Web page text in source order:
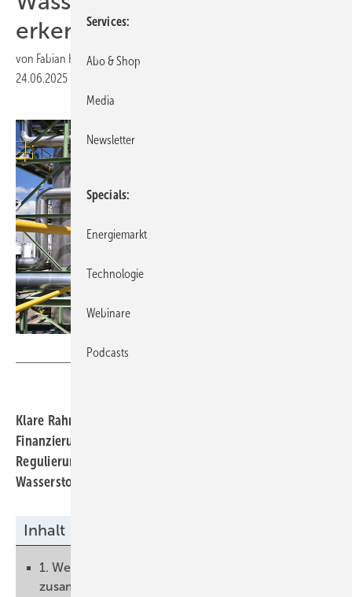
erkennen muss
von Fabian Kauschke
24.06.2025
Klare Rahmenbedingungen, sichere
Finanzierungsgrundlagen und pragmatische
Regulierungen: Diese acht Thesen hat der Nationale
Wasserstoffrat für die H2-Industrie aufgestellt.
Inhalt
1. Wenn Klimaschutz, Industrie und Resilienz
zusammen gedacht werden, braucht es
Services
Abo & Shop
Media
Newsletter
Specials
Energiemarkt
Technologie
Webinare
Podcasts